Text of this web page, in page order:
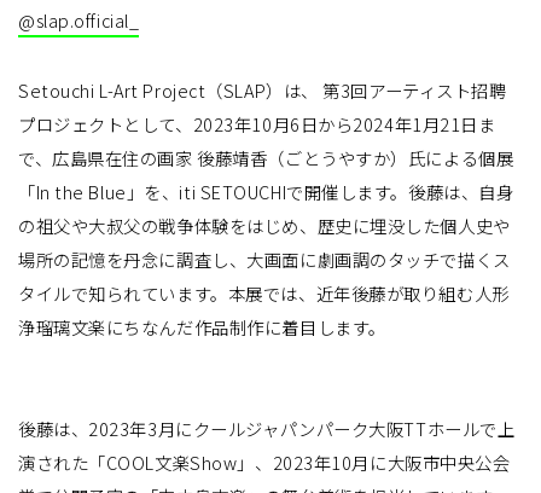
@slap.official_
Setouchi L-Art Project（SLAP）は、 第3回アーティスト招聘
プロジェクトとして、2023年10月6日から2024年1月21日ま
で、広島県在住の画家 後藤靖香（ごとうやすか）氏による個展
「In the Blue」を、iti SETOUCHIで開催します。後藤は、自身
の祖父や大叔父の戦争体験をはじめ、歴史に埋没した個人史や
場所の記憶を丹念に調査し、大画面に劇画調のタッチで描くス
タイルで知られています。本展では、近年後藤が取り組む人形
浄瑠璃文楽にちなんだ作品制作に着目します。
後藤は、2023年3月にクールジャパンパーク大阪TTホールで上
演された「COOL文楽Show」、2023年10月に大阪市中央公会